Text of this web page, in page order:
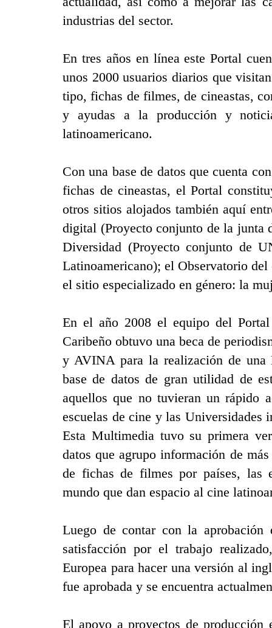
industrias del sector.
En tres años en línea este Portal
unos 2000 usuarios diarios que
tipo, fichas de filmes, de cineastas,
y ayudas a la producción y
latinoamericano.
Con una base de datos que cuenta
fichas de cineastas, el Portal
otros sitios alojados también aquí
digital (Proyecto conjunto de la junta
Diversidad (Proyecto conjunto de
Latinoamericano); el Observatorio
el sitio especializado en género: la
En el año 2008 el equipo del
Caribeño obtuvo una beca de
y AVINA para la realización de una
base de datos de gran utilidad de
aquellos que no tuvieran un rápido
escuelas de cine y las Universidades
Esta Multimedia tuvo su primera
datos que agrupo información de
de fichas de filmes por países, las
mundo que dan espacio al cine
Luego de contar con la aprobación
satisfacción por el trabajo
Europea para hacer una versión al
fue aprobada y se encuentra
El apoyo a proyectos de producción